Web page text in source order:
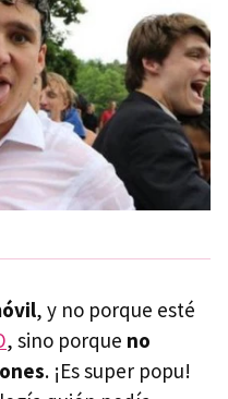
, y no porque esté
, sino porque no
. ¡Es super popu!